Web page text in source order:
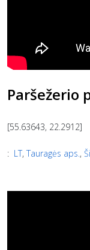
Paršežerio
[55.63643, 22.2912]
: LT, Tauragės aps.,